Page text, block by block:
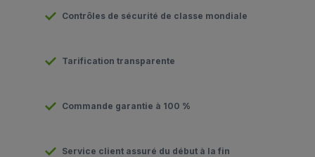
Contrôles de sécurité de classe mondiale
Tarification transparente
Commande garantie à 100 %
Service client assuré du début à la fin